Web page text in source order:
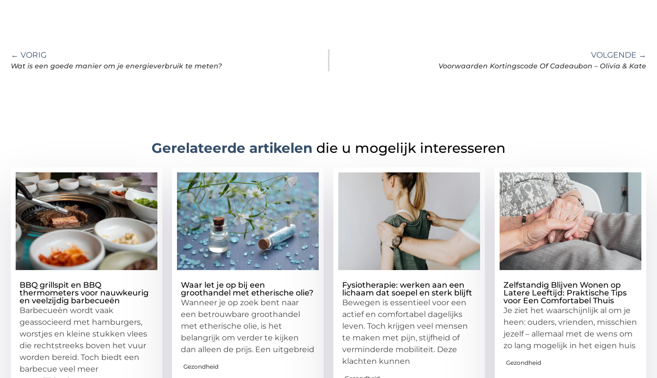
← VORIG
Wat is een goede manier om je energieverbruik te meten?
VOLGENDE →
Voorwaarden Kortingscode Of Cadeaubon – Olivia & Kate
Gerelateerde artikelen die u mogelijk interesseren
BBQ grillspit en BBQ
thermometers voor nauwkeurig
en veelzijdig barbecueën
Barbecueën wordt vaak
geassocieerd met hamburgers,
worstjes en kleine stukken vlees
die rechtstreeks boven het vuur
worden bereid. Toch biedt een
barbecue veel meer
Waar let je op bij een
groothandel met etherische olie?
Wanneer je op zoek bent naar
een betrouwbare groothandel
met etherische olie, is het
belangrijk om verder te kijken
dan alleen de prijs. Een uitgebreid
Gezondheid
Fysiotherapie: werken aan een
lichaam dat soepel en sterk blijft
Bewegen is essentieel voor een
actief en comfortabel dagelijks
leven. Toch krijgen veel mensen
te maken met pijn, stijfheid of
verminderde mobiliteit. Deze
klachten kunnen
Zelfstandig Blijven Wonen op
Latere Leeftijd: Praktische Tips
voor Een Comfortabel Thuis
Je ziet het waarschijnlijk al om je
heen: ouders, vrienden, misschien
jezelf – allemaal met de wens om
zo lang mogelijk in het eigen huis
Gezondheid